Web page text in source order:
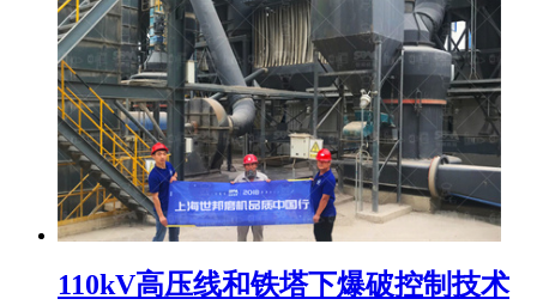
110kV高压线和铁塔下爆破控制技术